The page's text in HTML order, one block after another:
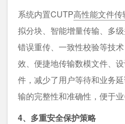
系统内置CUTP高性能文件传
拟分块、智能增量传输、多级
错误重传、一致性校验等技
效、便捷地传输数模文件、
件，减少了用户等待和业务
输的完整性和准确性，便于业
4、多重安全保护策略